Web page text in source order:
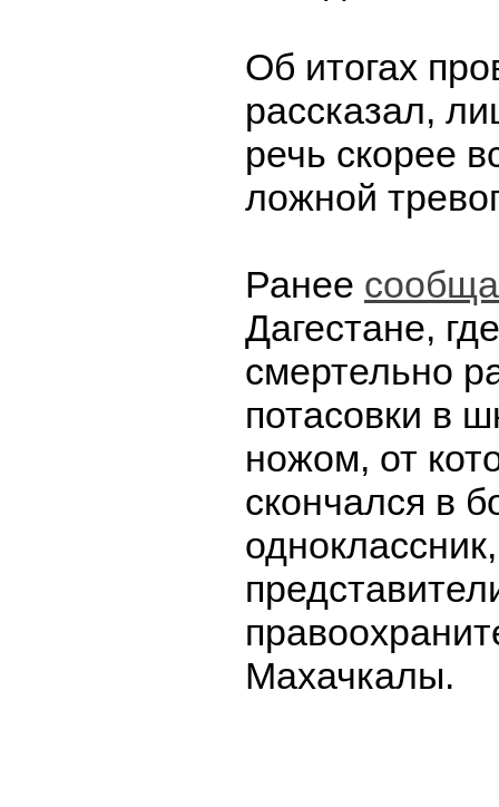
Об итогах
рассказал,
речь скорее
ложной
Ранее
Дагестане,
смертельно
потасовки в
ножом, от
скончался в
Махачкалы.